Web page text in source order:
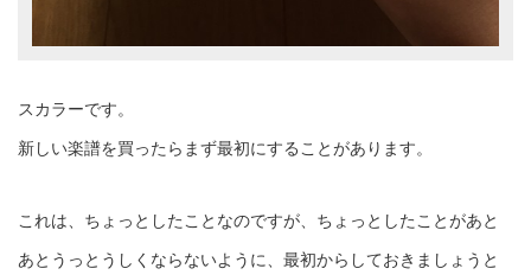
スカラーです。
新しい楽譜を買ったらまず最初にすることがあります。
これは、ちょっとしたことなのですが、ちょっとしたことがあと
あとうっとうしくならないように、最初からしておきましょうと